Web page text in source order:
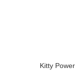
Kitty